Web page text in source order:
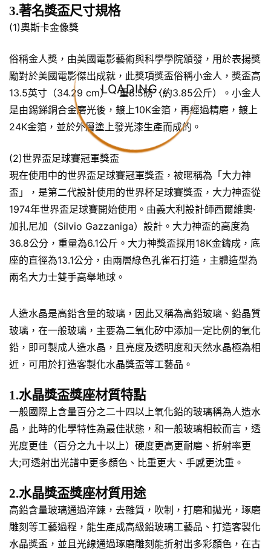
LOADING...
3.著名獎盃尺寸規格
(1)奧斯卡金像獎
俗稱金人獎，由美國電影藝術與科學學院頒發，用於表揚獎
勵對於美國電影傑出成就，此獎項獎盃俗稱小金人，獎盃高
13.5英寸（34.29 cm）、重8.5磅（約3.85公斤）。小金人
是由錫銻銅合金磨光後，鍍上10K金箔，再經過精磨，鍍上
24K金箔，並於外層塗上發光漆生產而成的。
(2)世界盃足球賽冠軍獎盃
現在使用中的世界盃足球賽冠軍獎盃，被暱稱為「大力神
盃」，是第二代設計使用的世界杯足球賽獎盃，大力神盃從
1974年世界盃足球賽開始使用。由義大利設計師西爾維奧·
加扎尼加（Silvio Gazzaniga）設計。大力神盃的高度為
36.8公分，重量為6.1公斤。大力神獎盃採用18K金鑄成，底
座的直徑為13.1公分，由兩層綠色孔雀石打造，主體造型為
兩名大力士雙手高舉地球。
人造水晶是高鉛含量的玻璃，因此又稱為高鉛玻璃、鉛晶質
玻璃，在一般玻璃，主要為二氧化矽中添加一定比例的氧化
鉛，即可製成人造水晶，且亮度及透明度和天然水晶極為相
近，可用於打造客製化水晶獎盃等工藝品。
1.水晶獎盃獎座材質特點
一般國際上含量百分之二十四以上氧化鉛的玻璃稱為人造水
晶，此時的化學特性為最佳狀態，和一般玻璃相較而言，透
光度更佳（百分之九十以上）硬度更高更耐磨、折射率更
大;可透射出光譜中更多顏色、比重更大、手感更沈重。
2.水晶獎盃獎座材質用途
高鉛含量玻璃通過淬鍊，去雜質，吹制，打磨和拋光，琢磨
雕刻等工藝過程，能生產成高級鉛玻璃工藝品、打造客製化
水晶獎盃，並且光線通過琢磨雕刻能折射出多彩顏色，在古